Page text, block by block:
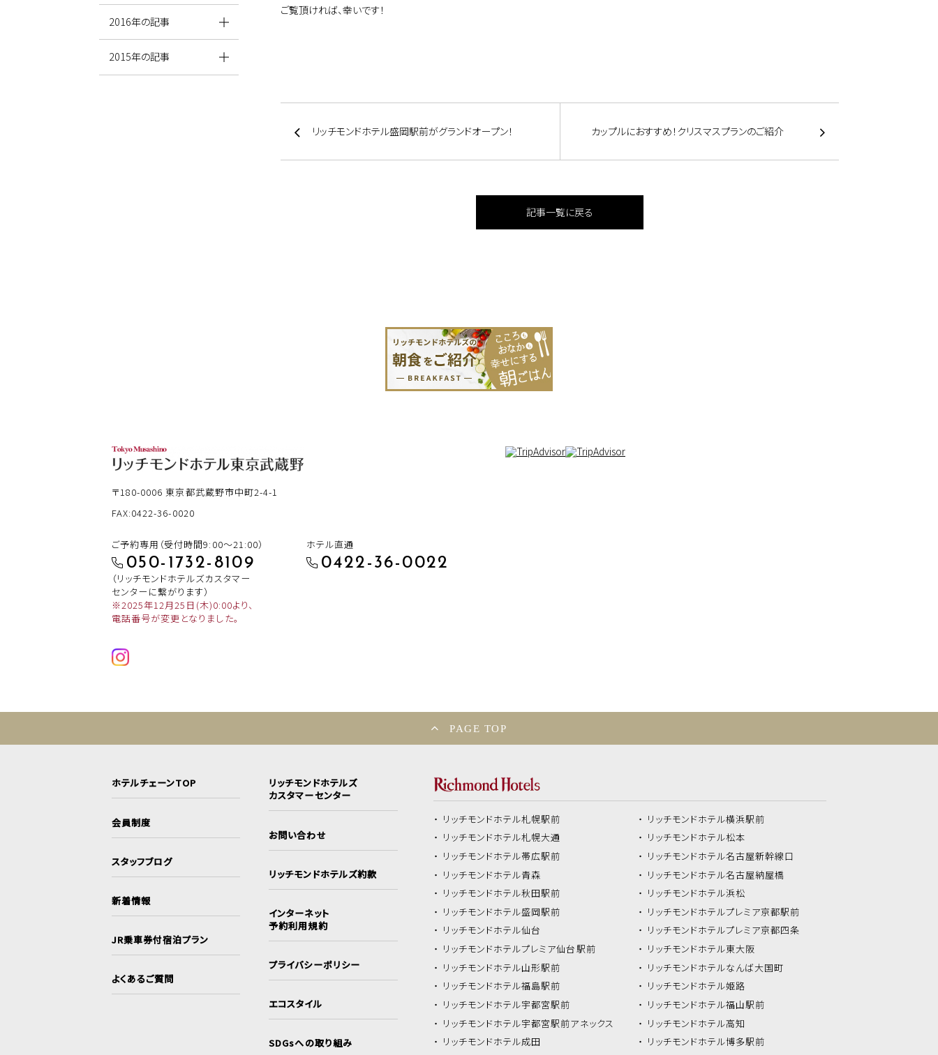
ご覧頂ければ、幸いです！
リッチモンドホテル盛岡駅前がグランドオープン！ カップルにおすすめ！クリスマスプランのご紹介
記事一覧に戻る
2016年の記事
2015年の記事
〒180-0006東京都武蔵野市中町2-4-1
FAX:0422-36-0020
ご予約専用（受付時間9:00～21:00）
050-1732-8109
（リッチモンドホテルズカスタマー
センターに繋がります）
※2025年12月25日(木)0:00より、
電話番号が変更となりました。
ホテル直通
0422-36-0022
PAGE TOP
ホテルチェーンTOP
会員制度
スタッフブログ
新着情報
JR乗車券付宿泊プラン
よくあるご質問
リッチモンドホテルズ
カスタマーセンター
お問い合わせ
リッチモンドホテルズ約款
インターネット
予約利用規約
プライバシーポリシー
エコスタイル
SDGsへの取り組み
リッチモンドホテル札幌駅前
リッチモンドホテル札幌大通
リッチモンドホテル帯広駅前
リッチモンドホテル青森
リッチモンドホテル秋田駅前
リッチモンドホテル盛岡駅前
リッチモンドホテル仙台
リッチモンドホテルプレミア仙台駅前
リッチモンドホテル山形駅前
リッチモンドホテル福島駅前
リッチモンドホテル宇都宮駅前
リッチモンドホテル宇都宮駅前アネックス
リッチモンドホテル成田
リッチモンドホテル横浜駅前
リッチモンドホテル松本
リッチモンドホテル名古屋新幹線口
リッチモンドホテル名古屋納屋橋
リッチモンドホテル浜松
リッチモンドホテルプレミア京都駅前
リッチモンドホテルプレミア京都四条
リッチモンドホテル東大阪
リッチモンドホテルなんば大国町
リッチモンドホテル姫路
リッチモンドホテル福山駅前
リッチモンドホテル高知
リッチモンドホテル博多駅前